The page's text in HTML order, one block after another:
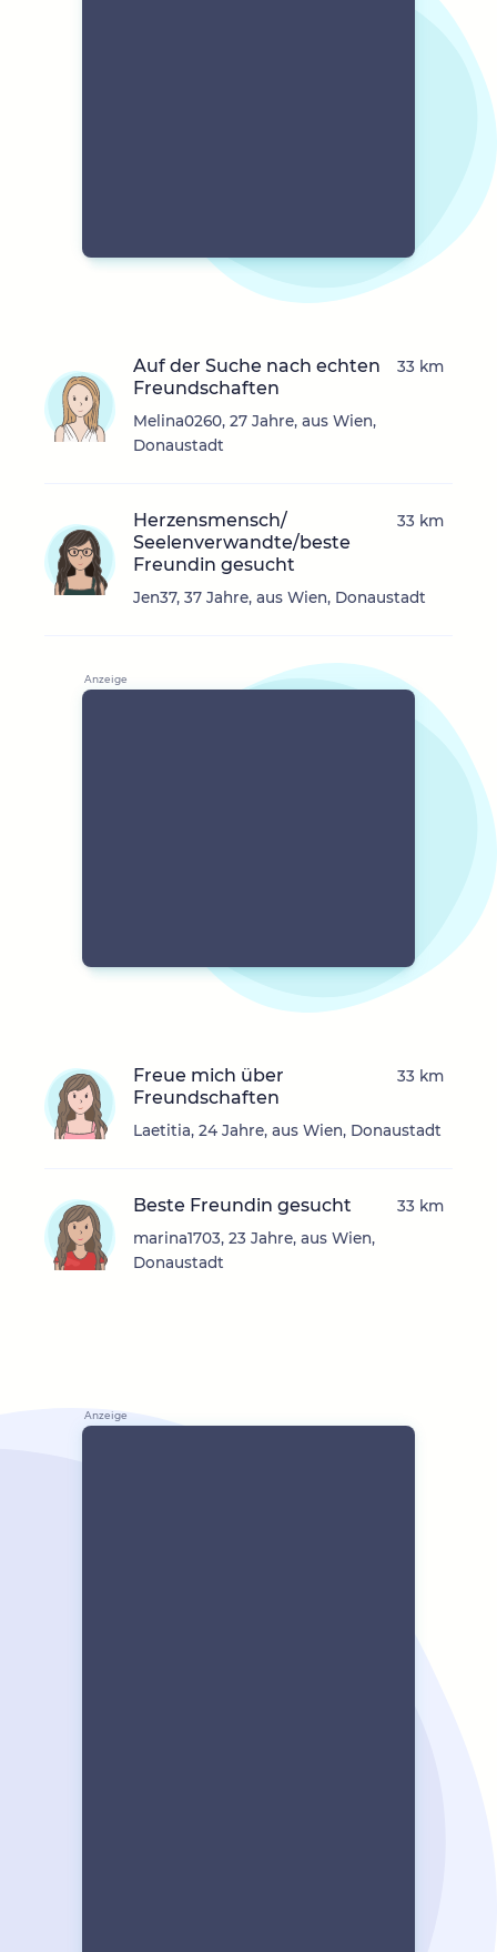
Auf der Suche nach echten
Freundschaften
Melina0260, 27 Jahre, aus Wien,
Donaustadt
33 km
Herzensmensch/
Seelenverwandte/beste
Freundin gesucht
Jen37, 37 Jahre, aus Wien, Donaustadt
33 km
Freue mich über
Freundschaften
Laetitia, 24 Jahre, aus Wien, Donaustadt
33 km
Beste Freundin gesucht
marina1703, 23 Jahre, aus Wien,
Donaustadt
33 km